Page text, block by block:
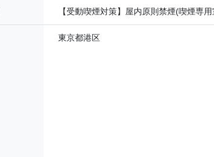
【受動喫煙対策】屋内原則禁煙(喫煙専
東京都港区